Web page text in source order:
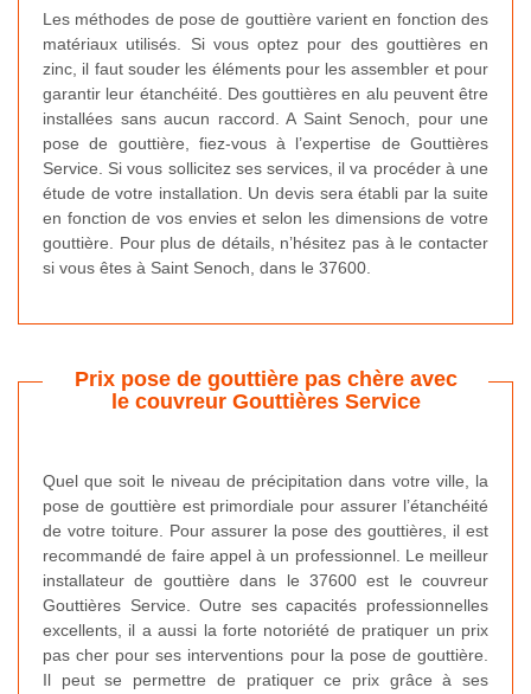
Les méthodes de pose de gouttière varient en fonction des
matériaux utilisés. Si vous optez pour des gouttières en
zinc, il faut souder les éléments pour les assembler et pour
garantir leur étanchéité. Des gouttières en alu peuvent être
installées sans aucun raccord. A Saint Senoch, pour une
pose de gouttière, fiez-vous à l’expertise de Gouttières
Service. Si vous sollicitez ses services, il va procéder à une
étude de votre installation. Un devis sera établi par la suite
en fonction de vos envies et selon les dimensions de votre
gouttière. Pour plus de détails, n’hésitez pas à le contacter
si vous êtes à Saint Senoch, dans le 37600.
Prix pose de gouttière pas chère avec
le couvreur Gouttières Service
Quel que soit le niveau de précipitation dans votre ville, la
pose de gouttière est primordiale pour assurer l’étanchéité
de votre toiture. Pour assurer la pose des gouttières, il est
recommandé de faire appel à un professionnel. Le meilleur
installateur de gouttière dans le 37600 est le couvreur
Gouttières Service. Outre ses capacités professionnelles
excellents, il a aussi la forte notoriété de pratiquer un prix
pas cher pour ses interventions pour la pose de gouttière.
Il peut se permettre de pratiquer ce prix grâce à ses